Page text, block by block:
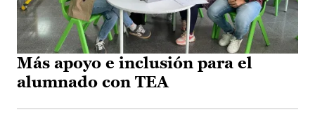
Más apoyo e inclusión para el
alumnado con TEA